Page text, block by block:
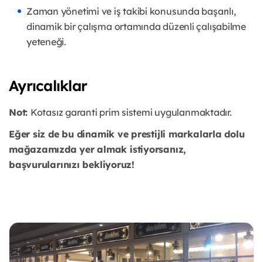
Zaman yönetimi ve iş takibi konusunda başarılı,
dinamik bir çalışma ortamında düzenli çalışabilme
yeteneği.
Ayrıcalıklar
Not: Kotasız garanti prim sistemi uygulanmaktadır.
Eğer siz de bu dinamik ve prestijli markalarla dolu
mağazamızda yer almak istiyorsanız,
başvurularınızı bekliyoruz!